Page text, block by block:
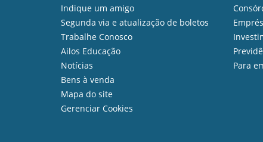
Indique um amigo
Segunda via e atualização de boletos
Trabalhe Conosco
Ailos Educação
Notícias
Bens à venda
Mapa do site
Gerenciar Cookies
Para